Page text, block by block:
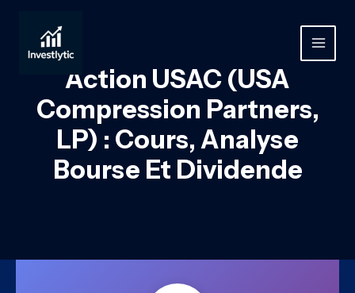
contenu
MAIN
Action USAC (USA
Compression Partners,
LP) : Cours, Analyse
Bourse Et Dividende